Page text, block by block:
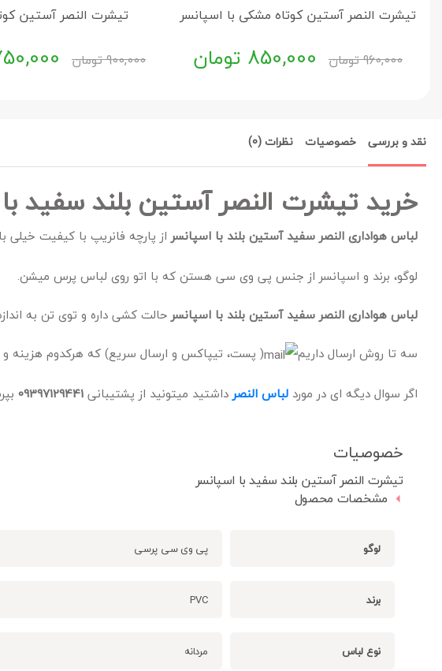
تیشرت النصر آستین کوتاه مشکی با اسپانسر
960,000تومان 850,000 تومان
تیشرت النصر آستین
900,000تومان
نقد و بررسی خصوصیات نظرات (0)
خرید تیشرت النصر آستین بلند سفید
لباس هواداری النصر سفید آستین بلند با اسپانسر از پارچه فانریپ با کیفیت خیلی
لوگو، برند و اسپانسر از جنس پی وی سی هستن که با اتو روی لباس پرس میشن.
لباس هواداری النصر سفید آستین بلند با اسپانسر حالت کشی داره و توی تن به
سه تا روش ارسال داریم
( پست، تیپاکس و ارسال سریع) که هرکدوم هزینه
اگر سوال دیگه ای در مورد لباس النصرداشتید میتونید از پشتیبانی09397129441
خصوصیات
تیشرت النصر آستین بلند سفید با اسپانسر
مشخصات محصول
لوگو پی وی سی پرسی
برند PVC
نوع لباس مردانه